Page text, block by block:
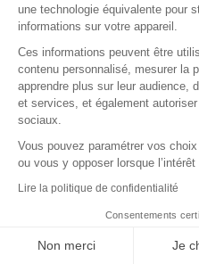
MIKE
une technologie équivalente pour
informations sur votre appareil.
Ces informations peuvent être
contenu personnalisé, mesurer la
apprendre plus sur leur audience,
et services, et également
sociaux.
Vous pouvez paramétrer vos
ou vous y opposer lorsque
Lire la politique de confidentialité
Consentements
Non merci Je